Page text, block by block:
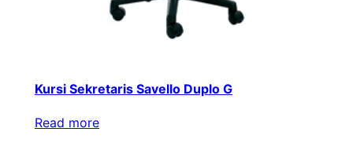
Kursi Sekretaris Savello Duplo G
Read more